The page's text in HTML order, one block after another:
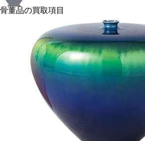
骨董品の買取項目